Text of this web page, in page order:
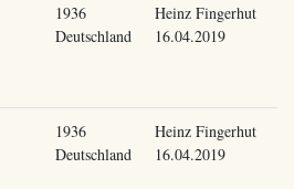
1936
Deutschland
Heinz Fingerhut
16.04.2019
1936
Deutschland
Heinz Fingerhut
16.04.2019